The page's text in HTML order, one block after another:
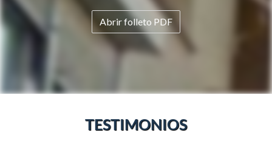
Abrir folleto PDF
TESTIMONIOS